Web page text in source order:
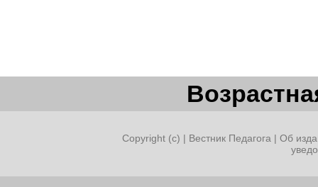
Copyright (c) | Вестник Педагога | Об